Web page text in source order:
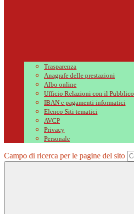
Trasparenza
Anagrafe delle prestazioni
Albo online
Ufficio Relazioni con il Pubblico
IBAN e pagamenti informatici
Elenco Siti tematici
AVCP
Privacy
Personale
Campo di ricerca per le pagine del sito